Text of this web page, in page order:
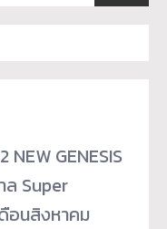
NEW GENESIS
ล Super
อนสิงหาคม